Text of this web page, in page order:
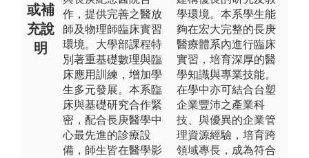
或補
充說
明
作，提供完善之醫放
師及物理師臨床實習
環境。大學部課程特
別著重基礎數理與臨
床應用訓練，增加學
生多元發展。本系臨
床與基礎研究合作緊
密，配合長庚醫學中
心最先進的診療設
備，師生皆在醫學影
學環境。本系學生能
夠在宏大完整的長庚
醫療體系內進行臨床
實習，培育深厚的醫
學知識與專業技能。
在學中亦可結合台塑
企業豐沛之產業科
技、與優異的企業管
理資源經驗，培育跨
領域專長，成為符合